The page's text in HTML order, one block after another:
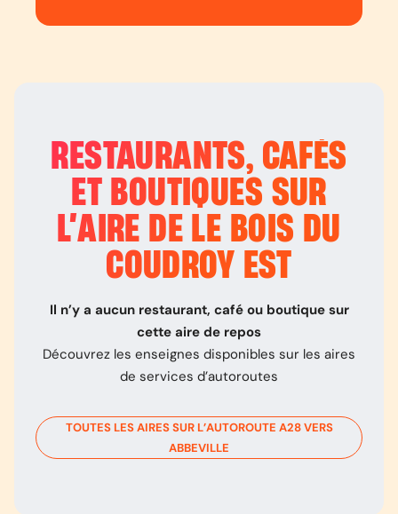
RESTAURANTS, CAFÉS
ET BOUTIQUES SUR
L’AIRE DE LE BOIS DU
COUDROY EST
Il n’y a aucun restaurant, café ou boutique sur
cette aire de repos
Découvrez les enseignes disponibles sur les aires
de services d’autoroutes
TOUTES LES AIRES SUR L’AUTOROUTE A28VERS
ABBEVILLE